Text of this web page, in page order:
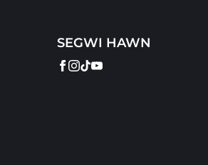
SEGWI HAWN
FACEBOOK
INSTAGRAM
TIKTOK
YOUTUBE